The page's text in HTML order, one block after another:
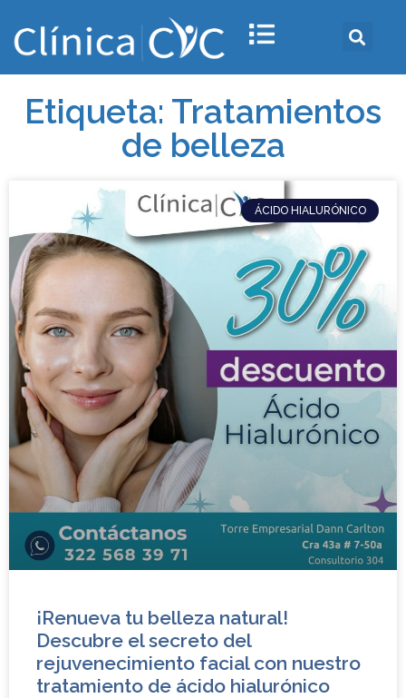
Etiqueta: Tratamientos
de belleza
ÁCIDO HIALURÓNICO
¡Renueva tu belleza natural!
Descubre el secreto del
rejuvenecimiento facial con nuestro
tratamiento de ácido hialurónico